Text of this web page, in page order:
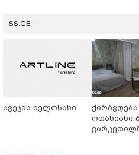
SS.GE
ავეჯის ხელოსანი
ქირავდება
ოთახიანი